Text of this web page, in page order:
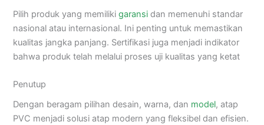
Pilih produk yang memilikigaransi dan memenuhi standar
nasional atau internasional. Ini penting untuk memastikan
kualitas jangka panjang. Sertifikasi juga menjadi indikator
bahwa produk telah melalui proses uji kualitas yang ketat
Penutup
Dengan beragam pilihan desain, warna, dan model, atap
PVC menjadi solusi atap modern yang fleksibel dan efisien.